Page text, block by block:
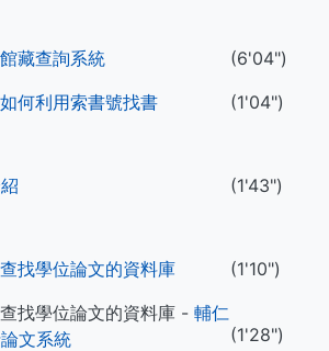
館藏查詢系統
(6'04")
如何利用索書號找書
(1'04")
(1'43")
查找學位論文的資料庫
(1'10")
找學位論文的資料庫 - 輔仁
文系統
(1'28")